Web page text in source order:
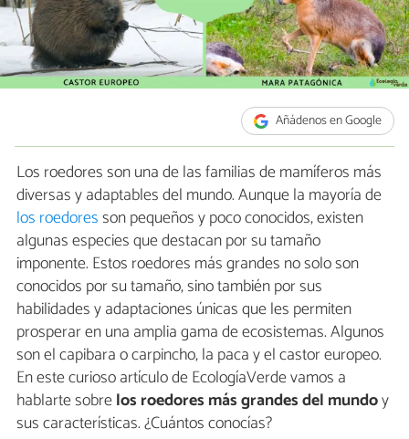
Añádenos en Google
Los roedores son una de las familias de mamíferos más
diversas y adaptables del mundo. Aunque la mayoría de
los roedoresson pequeños y poco conocidos, existen
algunas especies que destacan por su tamaño
imponente. Estos roedores más grandes no solo son
conocidos por su tamaño, sino también por sus
habilidades y adaptaciones únicas que les permiten
prosperar en una amplia gama de ecosistemas. Algunos
son el capibara o carpincho, la paca y el castor europeo.
En este curioso artículo de EcologíaVerde vamos a
hablarte sobrelos roedores más grandes del mundoy
sus características. ¿Cuántos conocías?